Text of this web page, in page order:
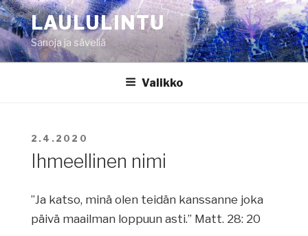
Siirry
sisältöönLAULULINTU
Sanoja ja säveliä
Valikko
JULKAISTU
2.4.2020
Ihmeellinen nimi
”Ja katso, minä olen teidän kanssanne joka
päivä maailman loppuun asti.” Matt. 28: 20